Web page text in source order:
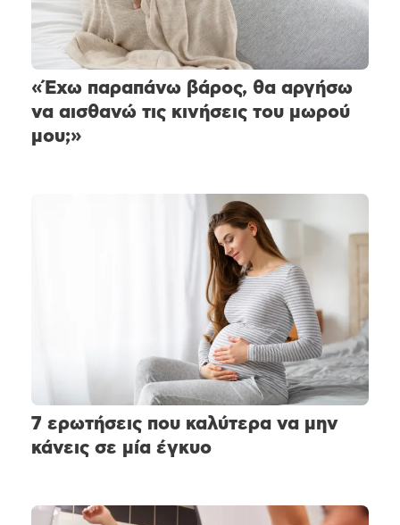
«Έχω παραπάνω βάρος, θα αργήσω
να αισθανώ τις κινήσεις του μωρού
μου;»
7 ερωτήσεις που καλύτερα να μην
κάνεις σε μία έγκυο